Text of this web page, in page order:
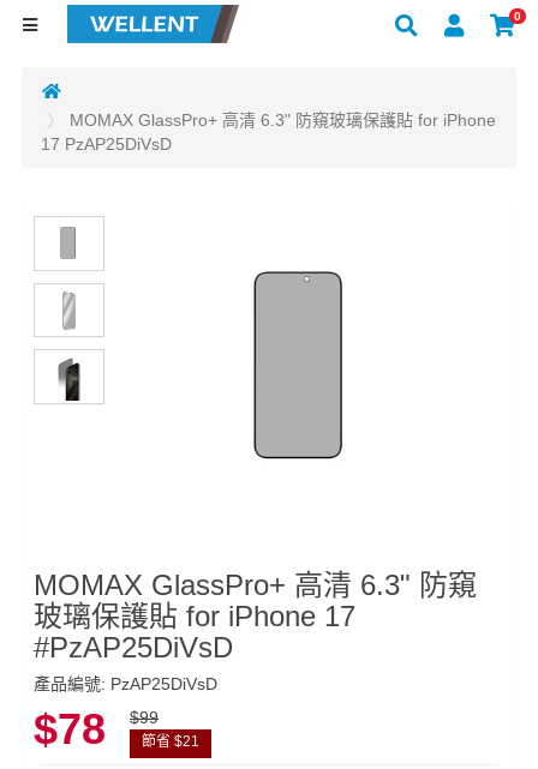
0
MOMAX GlassPro+ 高清 6.3" 防窺玻璃保護貼 for iPhone
17 PzAP25DiVsD
MOMAX GlassPro+ 高清 6.3" 防窺
玻璃保護貼 for iPhone 17
#PzAP25DiVsD
產品編號: PzAP25DiVsD
$78 $99
節省 $21